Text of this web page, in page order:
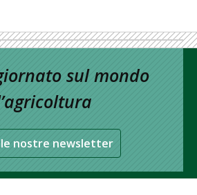
sul mondo
nostre newsletter